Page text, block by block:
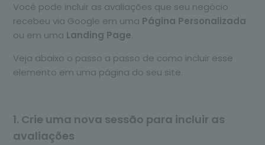
Você pode incluir as avaliações que seu negócio
recebeu via Google em uma Página Personalizada
ou em uma Landing Page.
Veja abaixo o passo a passo de como incluir esse
elemento em uma página do seu site.
1. Crie uma nova sessão para incluir as
avaliações